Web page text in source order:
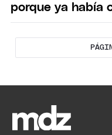
porque ya había